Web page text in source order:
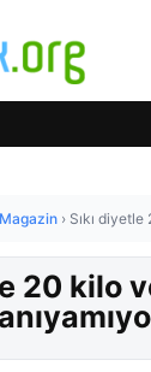
Magazin › Sıkı
20 kilo